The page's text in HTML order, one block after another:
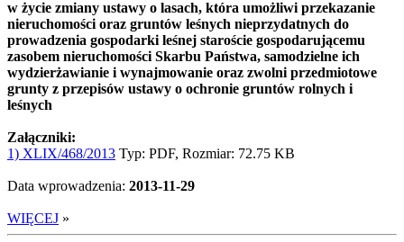
w życie zmiany ustawy o lasach, która umożliwi przekazanie
nieruchomości oraz gruntów leśnych nieprzydatnych do
prowadzenia gospodarki leśnej staroście gospodarującemu
zasobem nieruchomości Skarbu Państwa, samodzielne ich
wydzierżawianie i wynajmowanie oraz zwolni przedmiotowe
grunty z przepisów ustawy o ochronie gruntów rolnych i
leśnych
Załączniki:
1) XLIX/468/2013 Typ: PDF, Rozmiar: 72.75 KB
Data wprowadzenia: 2013-11-29
WIĘCEJ »